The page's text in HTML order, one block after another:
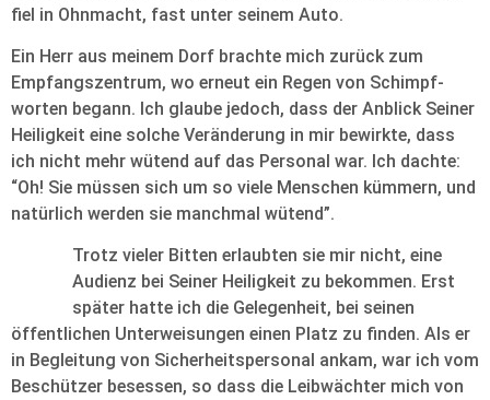
fiel in Ohnmacht, fast unter seinem Auto.
Ein Herr aus meinem Dorf brachte mich zurück zum
Empfangszentrum, wo erneut ein Regen von Schimpf-
worten begann. Ich glaube jedoch, dass der Anblick Seiner
Heiligkeit eine solche Veränderung in mir bewirkte, dass
ich nicht mehr wütend auf das Personal war. Ich dachte:
“Oh! Sie müssen sich um so viele Menschen kümmern, und
natürlich werden sie manchmal wütend”.
Trotz vieler Bitten erlaubten sie mir nicht, eine
Audienz bei Seiner Heiligkeit zu bekommen. Erst
später hatte ich die Gelegenheit, bei seinen
öffentlichen Unterweisungen einen Platz zu finden. Als er
in Begleitung von Sicherheitspersonal ankam, war ich vom
Beschützer besessen, so dass die Leibwächter mich von